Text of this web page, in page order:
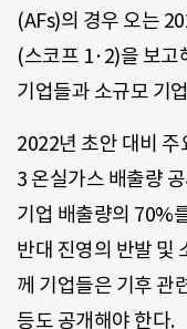
(AFs)의 경우 오는
(스코프 1·2)을 보고
기업들과 소규모 기
2022년 초안 대비
3 온실가스 배출량
기업 배출량의 70%
반대 진영의 반발 및
께 기업들은 기후 관
등도 공개해야 한다.